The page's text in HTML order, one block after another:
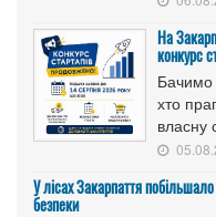
На
конкурс
Бачимо
хто
власну
У лісах Закарпаття
безпеки